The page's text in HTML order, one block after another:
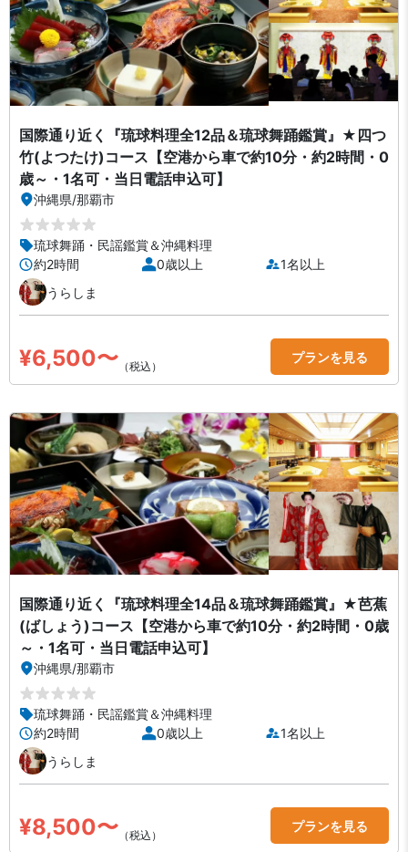
国際通り近く『琉球料理全12品＆琉球舞踊鑑賞』★四つ
竹(よつたけ)コース【空港から車で約10分・約2時間・0
歳～・1名可・当日電話申込可】
沖縄県/那覇市
琉球舞踊・民謡鑑賞＆沖縄料理
約2時間
0歳以上
1名以上
うらしま
¥6,500〜 （税込）
プランを見る
国際通り近く『琉球料理全14品＆琉球舞踊鑑賞』★芭蕉
(ばしょう)コース【空港から車で約10分・約2時間・0歳
～・1名可・当日電話申込可】
沖縄県/那覇市
琉球舞踊・民謡鑑賞＆沖縄料理
約2時間
0歳以上
1名以上
うらしま
¥8,500〜 （税込）
プランを見る